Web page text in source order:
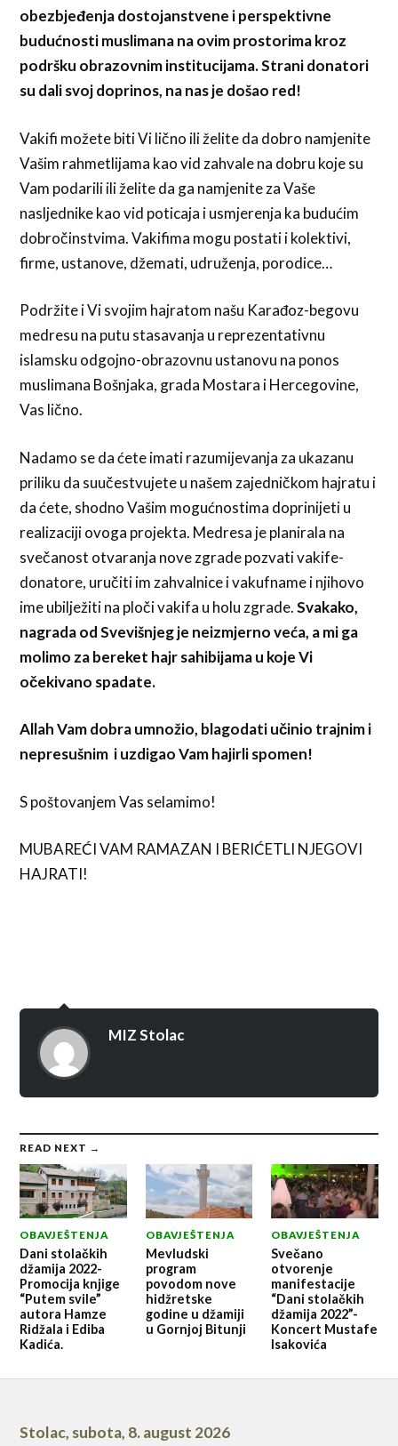
obezbjeđenja dostojanstvene i perspektivne
budućnosti muslimana na ovim prostorima kroz
podršku obrazovnim institucijama. Strani donatori
su dali svoj doprinos, na nas je došao red!
Vakifi možete biti Vi lično ili želite da dobro namjenite
Vašim rahmetlijama kao vid zahvale na dobru koje su
Vam podarili ili želite da ga namjenite za Vaše
nasljednike kao vid poticaja i usmjerenja ka budućim
dobročinstvima. Vakifima mogu postati i kolektivi,
firme, ustanove, džemati, udruženja, porodice…
Podržite i Vi svojim hajratom našu Karađoz-begovu
medresu na putu stasavanja u reprezentativnu
islamsku odgojno-obrazovnu ustanovu na ponos
muslimana Bošnjaka, grada Mostara i Hercegovine,
Vas lično.
Nadamo se da ćete imati razumijevanja za ukazanu
priliku da suučestvujete u našem zajedničkom hajratu i
da ćete, shodno Vašim mogućnostima doprinijeti u
realizaciji ovoga projekta. Medresa je planirala na
svečanost otvaranja nove zgrade pozvati vakife-
donatore, uručiti im zahvalnice i vakufname i njihovo
ime ubilježiti na ploči vakifa u holu zgrade.Svakako,
nagrada od Svevišnjeg je neizmjerno veća, a mi ga
molimo za bereket hajr sahibijama u koje Vi
očekivano spadate.
Allah Vam dobra umnožio, blagodati učinio trajnim i
nepresušnim i uzdigao Vam hajirli spomen!
S poštovanjem Vas selamimo!
MUBAREĆI VAM RAMAZAN I BERIĆETLI NJEGOVI
HAJRATI!
MIZ Stolac
READ NEXT →
OBAVJEŠTENJA
Dani stolačkih
džamija 2022-
Promocija knjige
“Putem svile”
autora Hamze
Ridžala i Ediba
Kadića.
OBAVJEŠTENJA
Mevludski
program
povodom nove
hidžretske
godine u džamiji
u Gornjoj Bitunji
OBAVJEŠTENJA
Svečano
otvorenje
manifestacije
“Dani stolačkih
džamija 2022”-
Koncert Mustafe
Isakovića
Stolac, subota, 8. august 2026